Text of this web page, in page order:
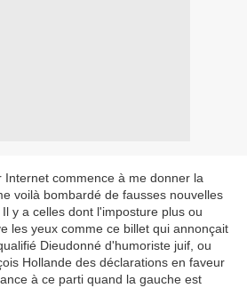
Internet commence à me donner la
voilà bombardé de fausses nouvelles
y a celles dont l'imposture plus ou
les yeux comme ce billet qui annonçait
Dieudonné d'humoriste juif, ou
Hollande des déclarations en faveur
à ce parti quand la gauche est